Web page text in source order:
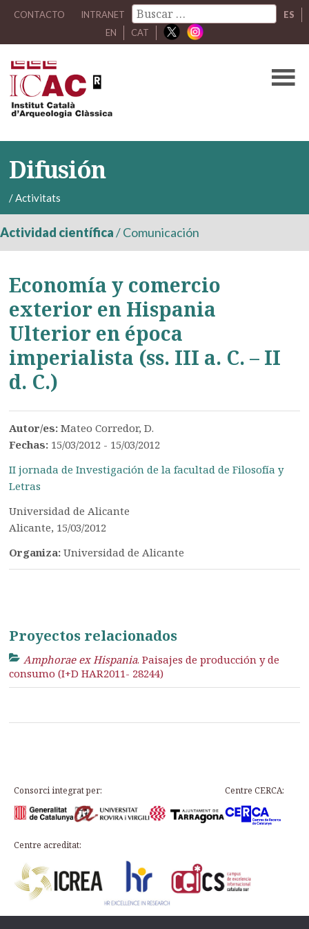
CONTACTO INTRANET
ES
EN
CAT
Difusión
/Activitats
Actividad científica/Comunicación
Economía y comercio
exterior en Hispania
Ulterior en época
imperialista (ss. III a. C. – II
d. C.)
Autor/es:Mateo Corredor, D.
Fechas: 15/03/2012 - 15/03/2012
II jornada de Investigación de la facultad de Filosofía y
Letras
Universidad de Alicante
Alicante, 15/03/2012
Organiza:Universidad de Alicante
Proyectos relacionados
Amphorae ex Hispania. Paisajes de producción y de
consumo (I+D HAR2011- 28244)
Consorci integrat per: Centre CERCA:
Centre acreditat: